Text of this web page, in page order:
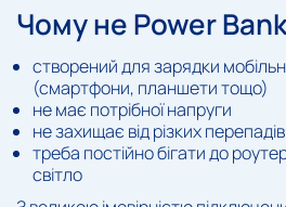
Чому не Power
створений для зарядки
(смартфони, планшети тощо)
не має потрібної напруги
не захищає від різких перепадів
треба постійно бігати до
світло